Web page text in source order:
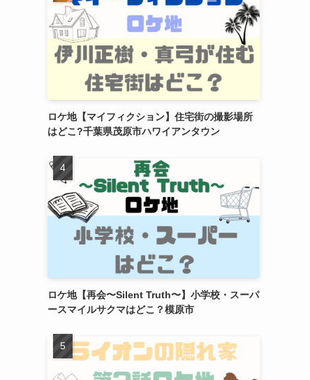
ロケ地【マイフィクション】住宅街の撮影場所
はどこ?千葉県茂原市ハワイアンタウン
ロケ地【再会〜Silent Truth〜】小学校・スーパ
ースマイルサクマはどこ？模原市